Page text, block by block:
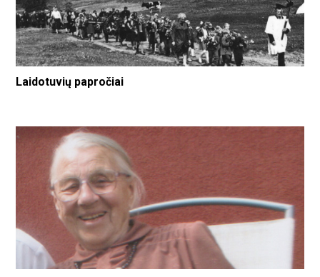
Laidotuvių papročiai